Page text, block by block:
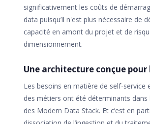
significativement les coûts de
data puisqu’il n'est plus nécessaire de
capacité en amont du projet et de
dimensionnement.
Une architecture conçue pour
Les besoins en matière de self-service
des métiers ont été déterminants dans
des Modern Data Stack. Et c’est en